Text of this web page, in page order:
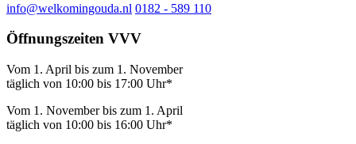
info@welkomingouda.nl 0182 - 589 110
Öffnungszeiten VVV
Vom 1. April bis zum 1. November
täglich von 10:00 bis 17:00 Uhr*
Vom 1. November bis zum 1. April
täglich von 10:00 bis 16:00 Uhr*